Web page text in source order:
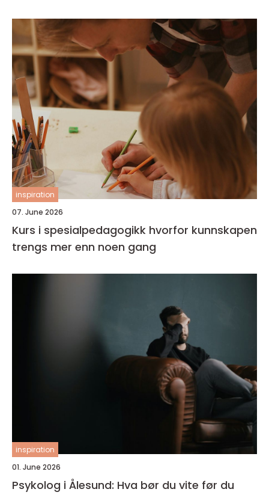
inspiration
07. June 2026
Kurs i spesialpedagogikk hvorfor kunnskapen
trengs mer enn noen gang
inspiration
01. June 2026
Psykolog i Ålesund: Hva bør du vite før du